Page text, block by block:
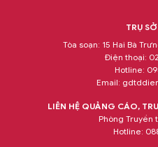
TRỤ
Tòa soạn: 15 Hai Bà
Điện thoại:
Hotline:
Email:
LIÊN HỆ QUẢNG CÁO,
Phòng Truyền
Hotline: